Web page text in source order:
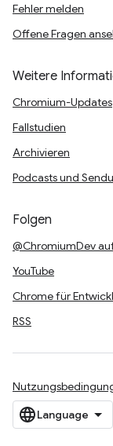
Fehler melden
Offene Fragen
Weitere
Chromium-Updates
Fallstudien
Archivieren
Podcasts und
Folgen
@ChromiumDev
YouTube
Chrome für
RSS